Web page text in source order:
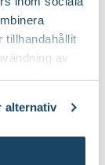
tillhandahållit
av
alternativ